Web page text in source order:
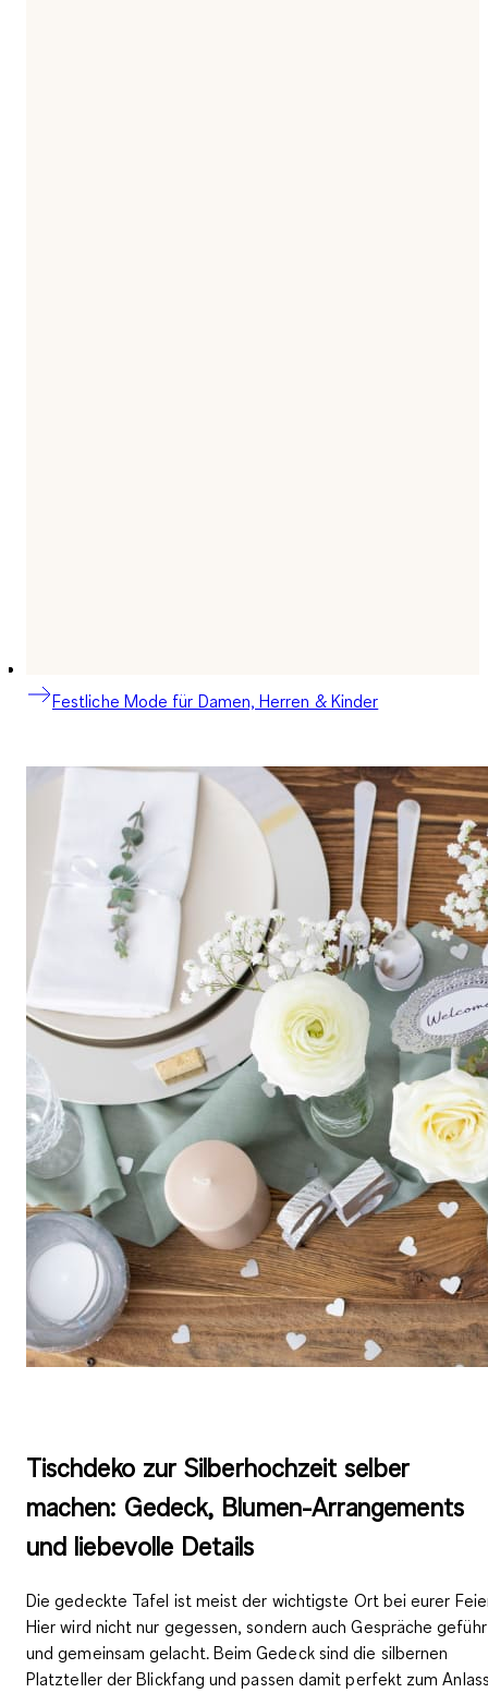
Festliche Mode für Damen, Herren & Kinder
Tischdeko zur Silberhochzeit selber
machen: Gedeck, Blumen-Arrangements
und liebevolle Details
Diegedeckte Tafel ist meist der wichtigste Ort bei eurer
Hier wird nicht nur gegessen, sondern auch Gespräche
und gemeinsam gelacht. Beim Gedeck sind die silbernen
Platztellerder Blickfang und passen damit perfekt zum